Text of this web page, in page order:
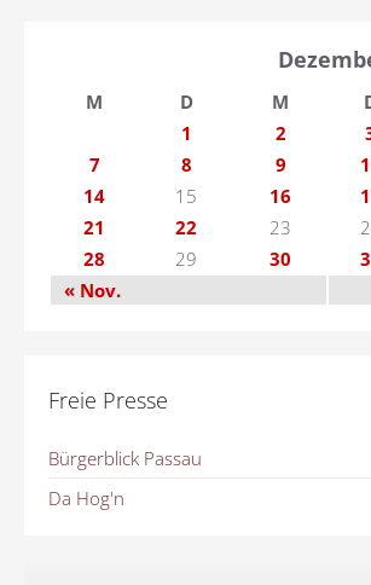
M D M
1
2
7
8 9
14
15 16
21
22 23
28
29 30
« Nov.
Freie Presse
Bürgerblick Passau
Da Hog'n